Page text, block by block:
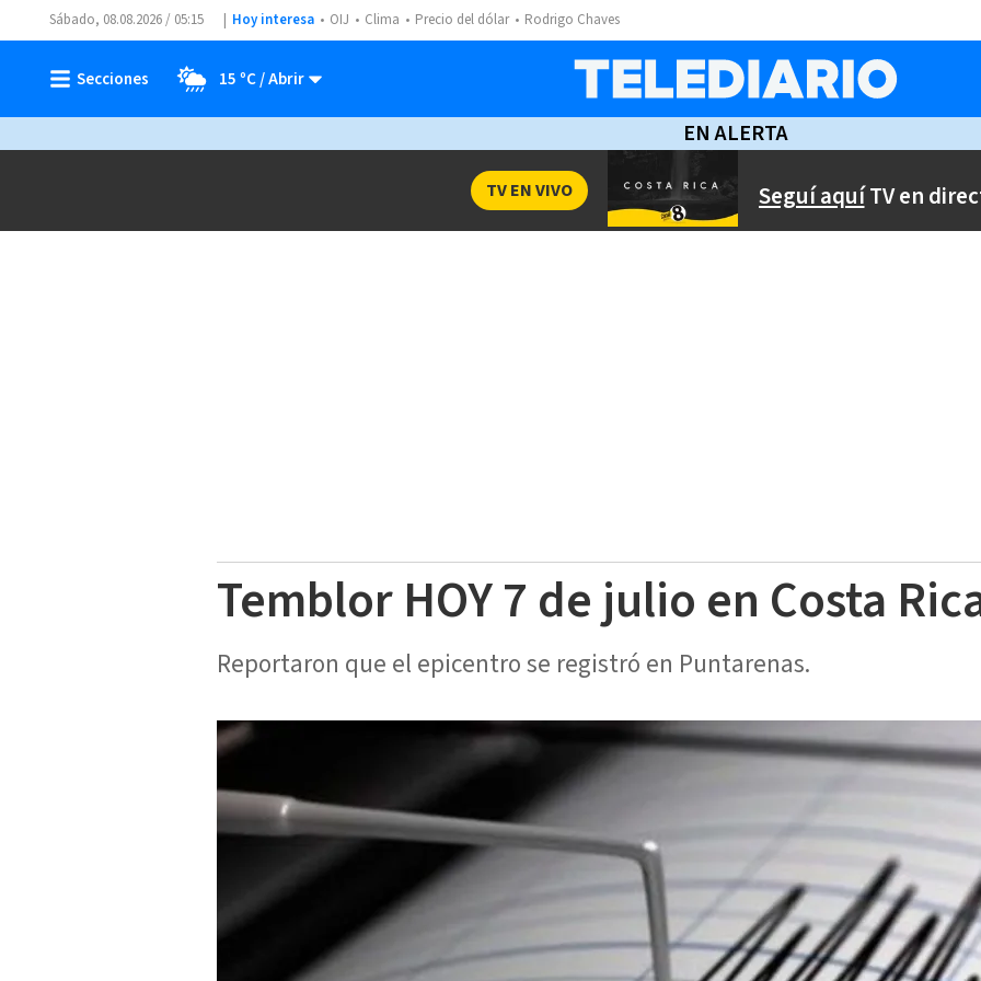
Sábado, 08.08.2026 / 05:15 Hoy interesa OIJ Clima Precio del dólar Rodrigo Chaves
15 ºC
EN ALERTA
Seguí aquíTV en
TV EN VIVO
Temblor HOY 7 de julio en Costa
Reportaron que el epicentro se registró en Puntarenas.